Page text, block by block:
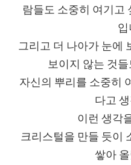
람들도 소중히 여기고
그리고 더 나아가 눈에
보이지 않는 것
자신의 뿌리를 소중히
다고
이런 생각
크리스털을 만들 듯이
쌓아